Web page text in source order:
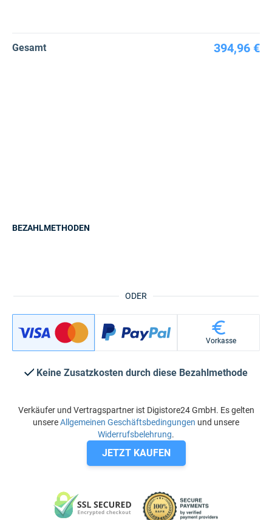
Gesamt 394,96 €
ODER
BEZAHLMETHODEN
Vorkasse
Keine Zusatzkosten durch diese Bezahlmethode
Verkäufer und Vertragspartner ist Digistore24 GmbH. Es gelten
unsereAllgemeinen Geschäftsbedingungen und unsere
Widerrufsbelehrung.
JETZT KAUFEN